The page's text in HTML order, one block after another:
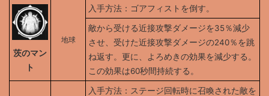
茨のマン
ト
地球
入手方法：ゴアフィストを倒す。
敵から受ける近接攻撃ダメージを35％減少
させ、受けた近接攻撃ダメージの240％を跳
ね返す。更に、よろめきの効果を減少する。
この効果は60秒間持続する。
入手方法：ステージ回転時に召喚された敵を